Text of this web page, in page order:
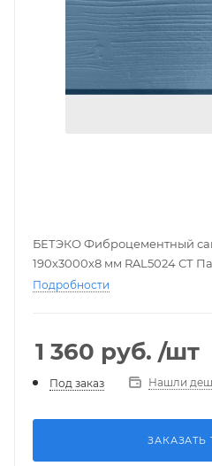
БЕТЭКО Фиброцементный
190х3000х8 мм RAL5024 СТ
Подробности
1 360 руб. /шт
Под заказ Нашли
ЗАКАЗАТЬ